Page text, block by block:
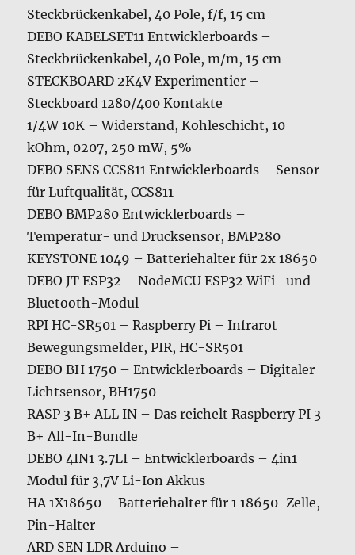
Steckbrückenkabel, 40 Pole, f/f, 15 cm
DEBO KABELSET11 Entwicklerboards –
Steckbrückenkabel, 40 Pole, m/m, 15 cm
STECKBOARD 2K4V Experimentier –
Steckboard 1280/400 Kontakte
1/4W 10K – Widerstand, Kohleschicht, 10
kOhm, 0207, 250 mW, 5%
DEBO SENS CCS811 Entwicklerboards – Sensor
für Luftqualität, CCS811
DEBO BMP280 Entwicklerboards –
Temperatur- und Drucksensor, BMP280
KEYSTONE 1049 – Batteriehalter für 2x 18650
DEBO JT ESP32 – NodeMCU ESP32 WiFi- und
Bluetooth-Modul
RPI HC-SR501 – Raspberry Pi – Infrarot
Bewegungsmelder, PIR, HC-SR501
DEBO BH 1750 – Entwicklerboards – Digitaler
Lichtsensor, BH1750
RASP 3 B+ ALL IN – Das reichelt Raspberry PI 3
B+ All-In-Bundle
DEBO 4IN1 3.7LI – Entwicklerboards – 4in1
Modul für 3,7V Li-Ion Akkus
HA 1X18650 – Batteriehalter für 1 18650-Zelle,
Pin-Halter
ARD SEN LDR Arduino –